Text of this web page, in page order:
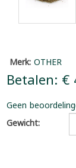
Merk:OTHER
Betalen: €
Geen
Gewicht: